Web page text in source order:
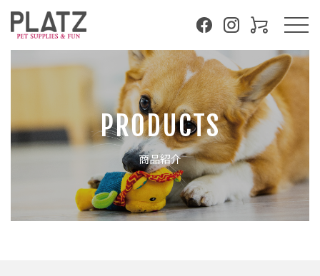
PRODUCTS
商品紹介